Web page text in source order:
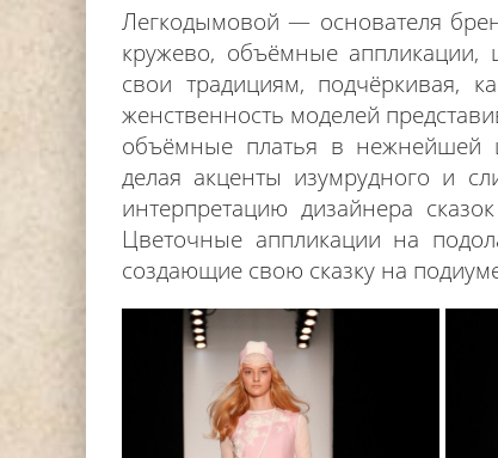
Легкодымовой — основателя
кружево, объёмные аппликации,
свои традициям, подчёркивая,
женственность моделей
объёмные платья в нежнейшей
делая акценты изумрудного и
интерпретацию дизайнера
Цветочные аппликации на
создающие свою сказку на
DJ НИККА ЛОРАК
СТАЛА
АНАНДА